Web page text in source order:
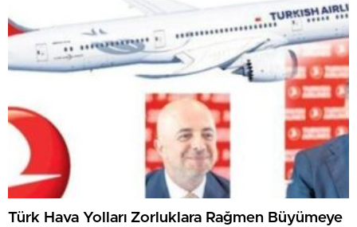
Türk Hava Yolları Zorluklara Rağmen Büyümeye